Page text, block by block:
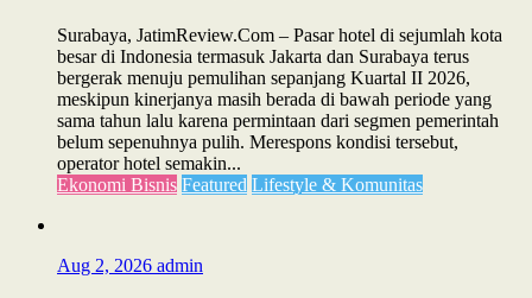
Surabaya, JatimReview.Com – Pasar hotel di sejumlah kota
besar di Indonesia termasuk Jakarta dan Surabaya terus
bergerak menuju pemulihan sepanjang Kuartal II 2026,
meskipun kinerjanya masih berada di bawah periode yang
sama tahun lalu karena permintaan dari segmen pemerintah
belum sepenuhnya pulih. Merespons kondisi tersebut,
operator hotel semakin...
Ekonomi Bisnis Featured Lifestyle & Komunitas
Aug 2, 2026 admin